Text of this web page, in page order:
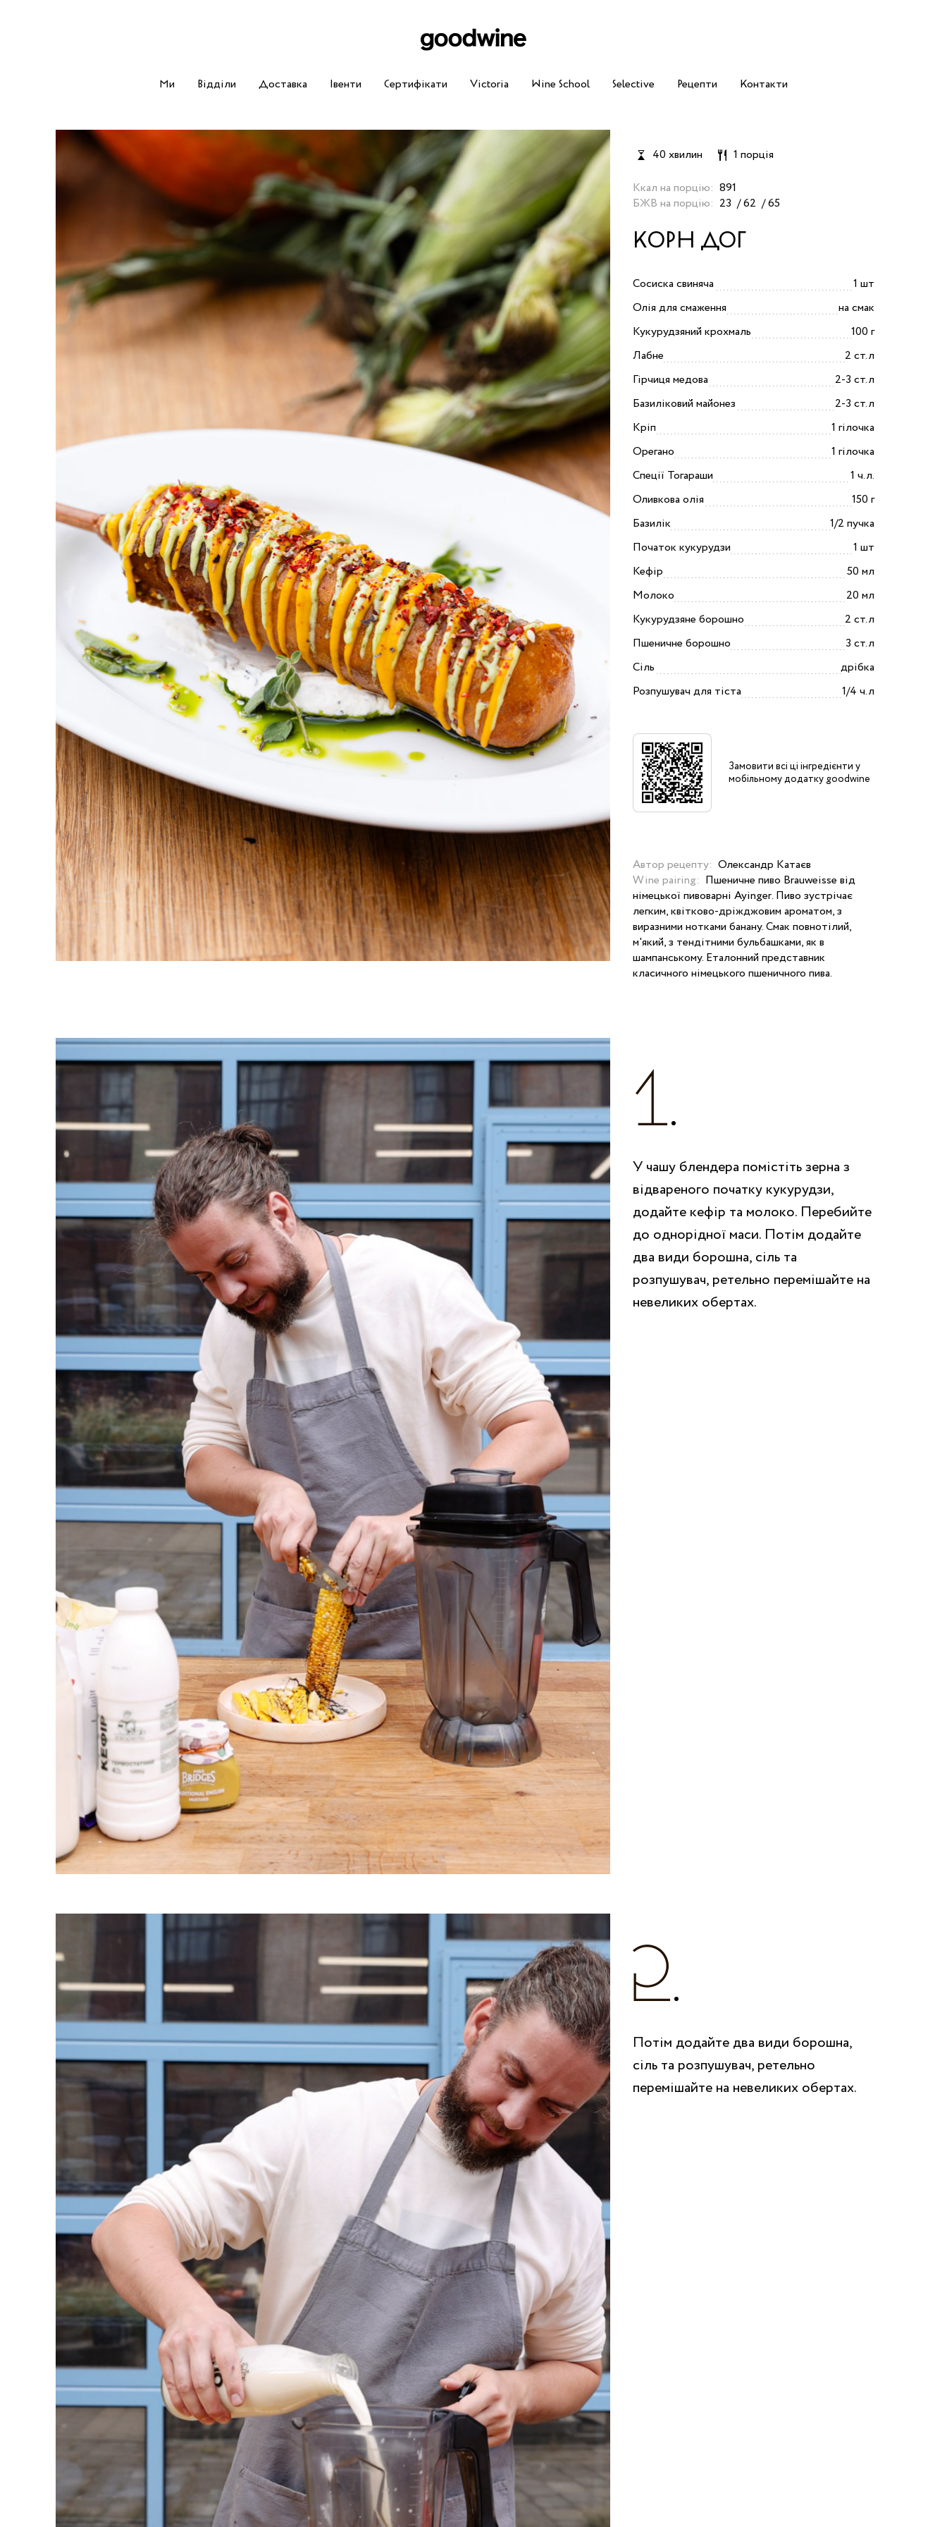
Ми Відділи Доставка Івенти Сертифікати Victoria Wine School Selective Рецепти Контакти
40 хвилин 1 порція
Ккал на порцію: 891
БЖВ на порцію: 23 62 65
КОРН ДОГ
Сосиска свиняча
1 шт
Олія для смаження
на смак
Кукурудзяний крохмаль
100 г
Лабне
2 ст.л
Гірчиця медова
2-3 ст.л
Базиліковий майонез
2-3 ст.л
Кріп
1 гілочка
Орегано
1 гілочка
Спеції Тогараши
1 ч.л.
Оливкова олія
150 г
Базилік
1/2 пучка
Початок кукурудзи
1 шт
Кефір
50 мл
Молоко
20 мл
Кукурудзяне борошно
2 ст.л
Пшеничне борошно
3 ст.л
Сіль
дрібка
Розпушувач для тіста
1/4 ч.л
Замовити всі ці інгредієнти у
мобільному додатку goodwine
Автор рецепту: Олександр Катаєв
Wine pairing: Пшеничне пиво Brauweisse від
німецької пивоварні Ayinger. Пиво зустрічає
легким, квітково-дріжджовим ароматом, з
виразними нотками банану. Смак повнотілий,
м'який, з тендітними бульбашками, як в
шампанському. Еталонний представник
класичного німецького пшеничного пива.
У чашу блендера помістіть зерна з
відвареного початку кукурудзи,
додайте кефір та молоко. Перебийте
до однорідної маси. Потім додайте
два види борошна, сіль та
розпушувач, ретельно перемішайте на
невеликих обертах.
Потім додайте два види борошна,
сіль та розпушувач, ретельно
перемішайте на невеликих обертах.